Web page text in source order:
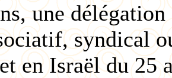
une
syndical
en Israël du 25